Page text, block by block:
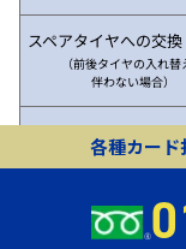
スペアタイヤへの交換
（前後タイヤの入れ替
伴わない場合）
20kmけん引
（事故、故障等によ
レッカー車で四輪を
吊り上げ、20kmけん引し
落車・落輪・乗り上
各種カード